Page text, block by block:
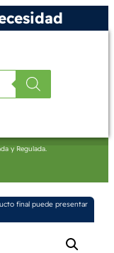
y Regulada.
final puede presentar